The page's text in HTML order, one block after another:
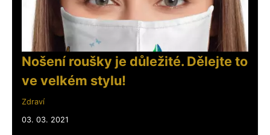
Nošení roušky je důležité. Dělejte to
ve velkém stylu!
Zdraví
03. 03. 2021